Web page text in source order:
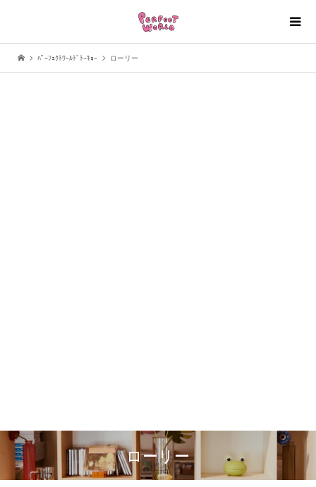
ﾊﾟｰﾌｪｸﾄﾜｰﾙﾄﾞﾄｰｷｮｰ ローリー
ローリー